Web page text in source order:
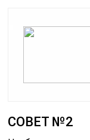
СОВЕТ №2